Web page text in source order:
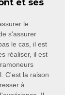
et ses
le
s'assurer
le cas, il est
réaliser, il est
C'est la raison
à